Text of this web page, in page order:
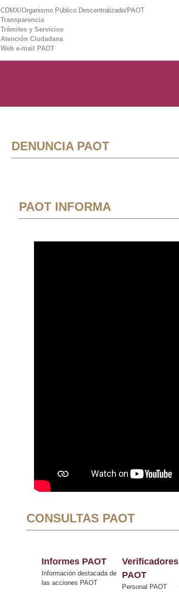
CDMX/Organismo Público Descentralizado/PAOT
Transparencia
Trámites y Servicios
Atención Ciudadana
Web e-mail PAOT
DENUNCIA PAOT
PAOT INFORMA
CONSULTAS PAOT
Informes PAOT
Información destacada de
las acciones PAOT
Verificadores
PAOT
Personal PAOT